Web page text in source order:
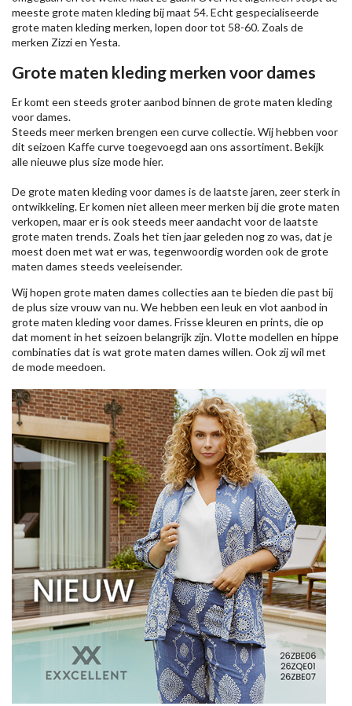
meeste grote maten kleding bij maat 54. Echt gespecialiseerde
grote maten kleding merken, lopen door tot 58-60. Zoals de
merken Zizzien Yesta.
Grote maten kleding merken voor dames
Er komt een steeds groter aanbod binnen de grote maten kleding
voor dames.
Steeds meer merken brengen een curve collectie. Wij hebben voor
dit seizoen Kaffecurve toegevoegd aan ons assortiment. Bekijk
alle nieuweplus size modehier.
De grote maten kleding voor dames is de laatste jaren, zeer sterk in
ontwikkeling. Er komen niet alleen meer merken bij die grote maten
verkopen, maar er is ook steeds meer aandacht voor de laatste
grote maten trends. Zoals het tien jaar geleden nog zo was, dat je
moest doen met wat er was, tegenwoordig worden ook de grote
maten dames steeds veeleisender.
Wij hopen grote maten dames collecties aan te bieden die past bij
de plus size vrouw van nu. We hebben een leuk en vlot aanbod in
grote maten kleding voor dames. Frisse kleuren en prints, die op
dat moment in het seizoen belangrijk zijn. Vlotte modellen en hippe
combinaties dat is wat grote maten dames willen. Ook zij wil met
de mode meedoen.